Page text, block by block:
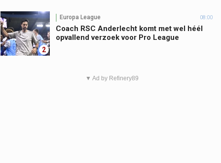
2
Europa League 08:00
Coach RSC Anderlecht komt met wel héél
opvallend verzoek voor Pro League
▼ Ad by Refinery89